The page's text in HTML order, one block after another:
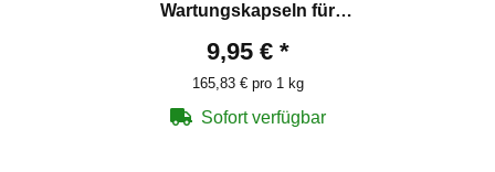
Wartungskapseln für
9,95 € *
165,83 € pro 1 kg
Sofort verfügbar